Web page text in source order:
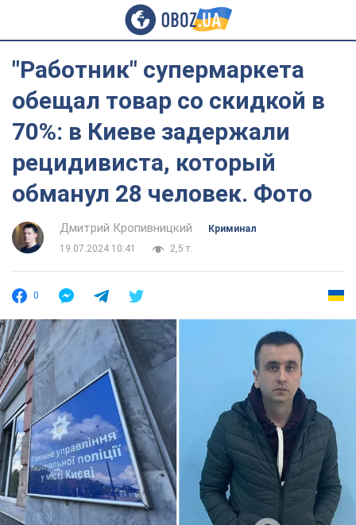
"Работник" супермаркета
обещал товар со скидкой в
70%: в Киеве задержали
рецидивиста, который
обманул 28 человек. Фото
Дмитрий Кропивницкий
Криминал
19.07.2024 10:41
2,5 т.
0